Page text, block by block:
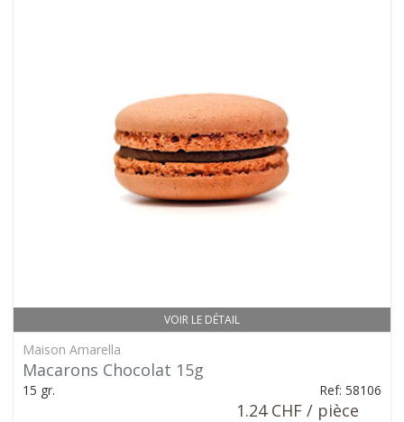
VOIR LE DÉTAIL
Maison Amarella
Macarons Chocolat 15g
15 gr. Ref: 58106
1.24 CHF / pièce